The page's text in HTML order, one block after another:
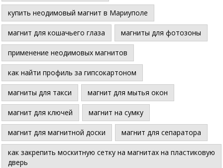
купить неодимовый магнит в Мариуполе
магнит для кошачьего глаза магниты для фотозоны
применение неодимовых магнитов
как найти профиль за гипсокартоном
магниты для такси магнит для мытья окон
магнит для ключей магнит на сумку
магнит для магнитной доски магнит для сепаратора
как закрепить москитную сетку на магнитах на пластиковую
дверь